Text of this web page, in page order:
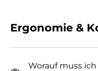
Ergonomie &
Worauf muss